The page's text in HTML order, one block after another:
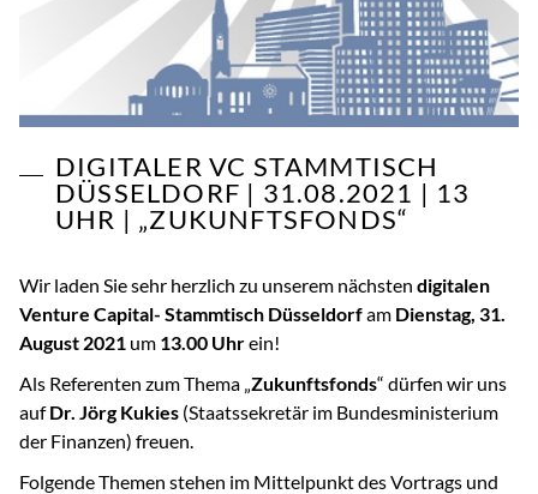
DIGITALER VC STAMMTISCH
DÜSSELDORF | 31.08.2021 | 13
UHR | „ZUKUNFTSFONDS“
Wir laden Sie sehr herzlich zu unserem nächsten digitalen
Venture Capital- Stammtisch Düsseldorfam Dienstag, 31.
August 2021 um 13.00 Uhrein!
Als Referenten zum Thema „Zukunftsfonds“ dürfen wir uns
aufDr. Jörg Kukies (Staatssekretär im Bundesministerium
der Finanzen) freuen.
Folgende Themen stehen im Mittelpunkt des Vortrags und